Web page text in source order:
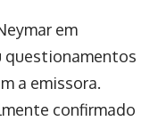
em
questionamentos
a emissora.
confirmado